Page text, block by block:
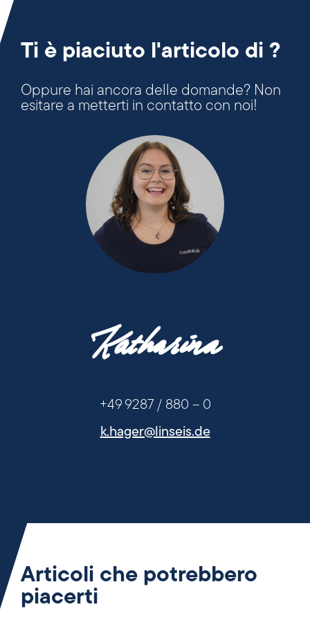
Ti è piaciuto l'articolo di ?
Oppure hai ancora delle domande? Non
esitare a metterti in contatto con noi!
Katharina
+49 9287 / 880 – 0
k.hager@linseis.de
Articoli che potrebbero
piacerti